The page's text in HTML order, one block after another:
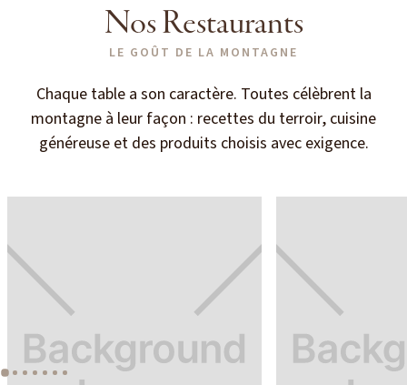
Nos Restaurants
LE GOÛT DE LA MONTAGNE
Chaque table a son caractère. Toutes célèbrent la
montagne à leur façon : recettes du terroir, cuisine
généreuse et des produits choisis avec exigence.